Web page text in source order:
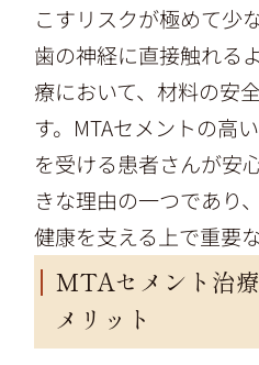
こすリスクが極めて少
歯の神経に直接触れる
療において、材料の安
す。MTAセメントの高
を受ける患者さんが安
きな理由の一つであり
健康を支える上で重要
MTAセメント治
メリット